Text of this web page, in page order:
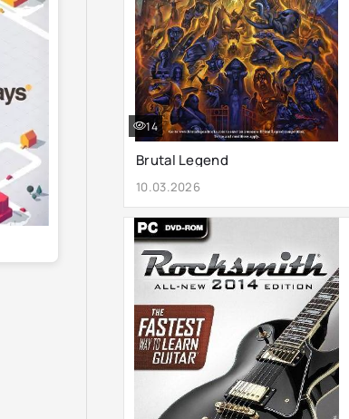
Brutal Legend
10.03.2026
14